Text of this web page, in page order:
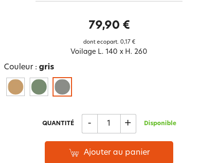
79,90 €
dont ecopart. 0,17 €
Voilage L. 140 x H. 260
Couleur : gris
QUANTITÉ - + Disponible
Ajouter au panier